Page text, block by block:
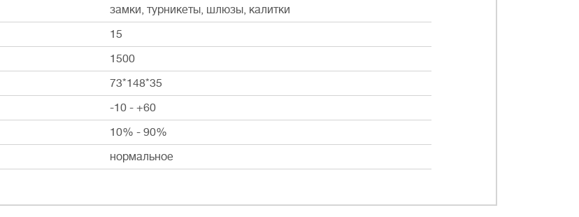
замки, турникеты, шлюзы, калитки
15
1500
73*148*35
-10 - +60
10% - 90%
нормальное